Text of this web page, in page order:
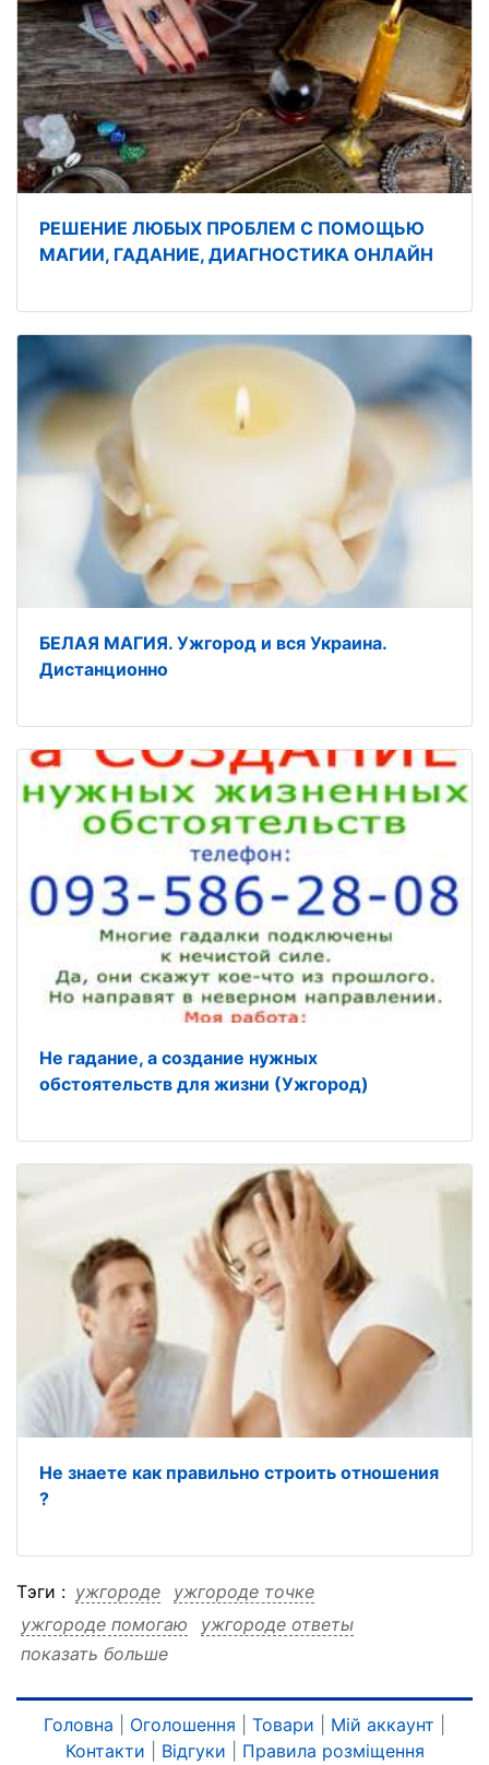
РЕШЕНИЕ ЛЮБЫХ ПРОБЛЕМ С ПОМОЩЬЮ
МАГИИ, ГАДАНИЕ, ДИАГНОСТИКА ОНЛАЙН
БЕЛАЯ МАГИЯ. Ужгород и вся Украина.
Дистанционно
Не гадание, а создание нужных
обстоятельств для жизни (Ужгород)
Не знаете как правильно строить отношения
?
Тэги : ужгороде
ужгороде точке
ужгороде помогаю
ужгороде ответы
ужгороде найти
ужгороде дистанционно точке
ужгороде дистанционно помогаю
показать больше
Головна Оголошення Товари Мій аккаунт
Контакти
Відгуки Правила розміщення